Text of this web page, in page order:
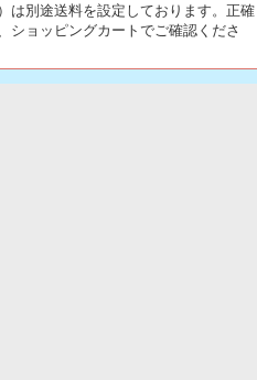
は別途送料を設定しております。正確
ショッピングカートでご確認くださ